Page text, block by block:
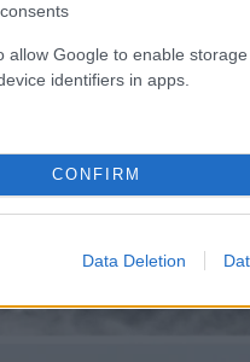
allow Google to enable
identifiers in apps.
CONFIRM
Data Deletion